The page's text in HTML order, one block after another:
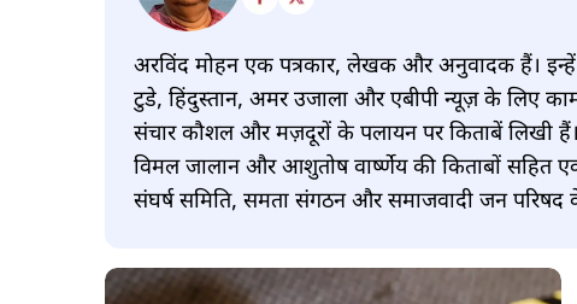
अरविंद मोहन एक पत्रकार, लेखक और अनुवादक हैं। इन्हें
टुडे, हिंदुस्तान, अमर उजाला और एबीपी न्यूज़ के लिए
संचार कौशल और मज़दूरों के पलायन पर किताबें लिखी हैं।
विमल जालान और आशुतोष वार्ष्णेय की किताबों सहित
संघर्ष समिति, समता संगठन और समाजवादी जन परिषद